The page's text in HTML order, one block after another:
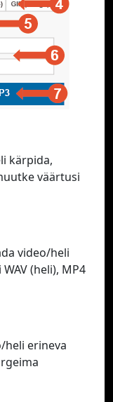
kärpida,
väärtusi
video/heli
(heli), MP4
heli erineva